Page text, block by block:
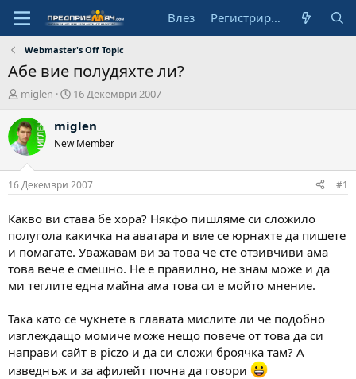
Влез Регистрирай се
Webmaster's Off Topic
Абе вие полудяхте ли?
А
т
о
р
miglen
Н
ч
а
л
а
д
т
а
16 Декември 2007
miglen
New Member
16 Декември 2007 #1
Какво ви става бе хора? Някфо пишляме си сложило
полугола какичка на аватара и вие се юрнахте да пишете
и помагате. Уважавам ви за това че сте отзивчиви ама
това вече е смешно. Не е правилно, не знам може и да
ми теглите една майна ама това си е мойто мнение.
Така като се чукнете в главата мислите ли че подобно
изглеждащо момиче може нещо повече от това да си
направи сайт в piczo и да си сложи броячка там? А
изведнъж и за афилейт почна да говори